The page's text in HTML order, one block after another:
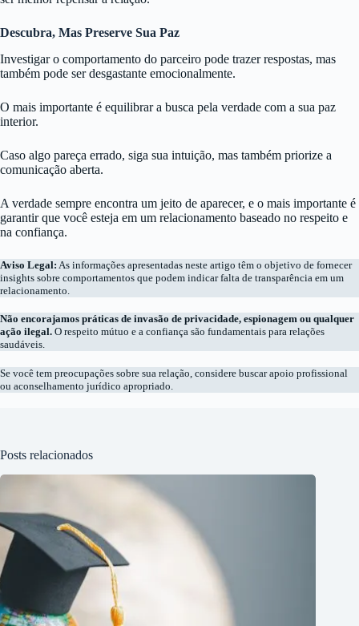
Descubra, Mas Preserve Sua Paz
Investigar o comportamento do parceiro pode trazer respostas, mas
também pode ser desgastante emocionalmente.
O mais importante é equilibrar a busca pela verdade com a sua paz
interior.
Caso algo pareça errado, siga sua intuição, mas também priorize a
comunicação aberta.
A verdade sempre encontra um jeito de aparecer, e o mais importante é
garantir que você esteja em um relacionamento baseado no respeito e
na confiança.
Aviso Legal: As informações apresentadas neste artigo têm o objetivo de fornecer
insights sobre comportamentos que podem indicar falta de transparência em um
relacionamento.
Não encorajamos práticas de invasão de privacidade, espionagem ou qualquer
ação ilegal. O respeito mútuo e a confiança são fundamentais para relações
saudáveis.
Se você tem preocupações sobre sua relação, considere buscar apoio profissional
ou aconselhamento jurídico apropriado.
Posts relacionados